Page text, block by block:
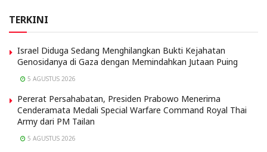
TERKINI
Israel Diduga Sedang Menghilangkan Bukti Kejahatan
Genosidanya di Gaza dengan Memindahkan Jutaan Puing
5 AGUSTUS 2026
Pererat Persahabatan, Presiden Prabowo Menerima
Cenderamata Medali Special Warfare Command Royal Thai
Army dari PM Tailan
5 AGUSTUS 2026